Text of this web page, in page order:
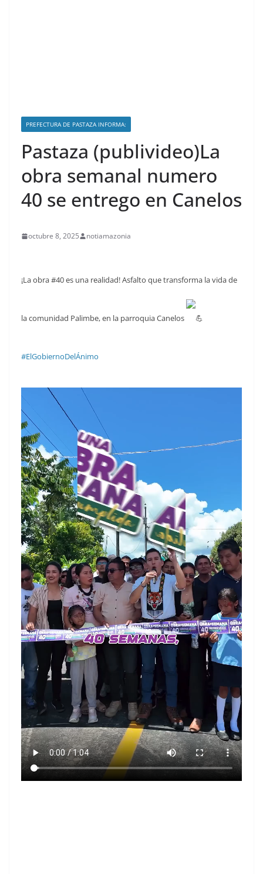
PREFECTURA DE PASTAZA INFORMA:
Pastaza (publivideo)La
obra semanal numero
40 se entrego en Canelos
octubre 8, 2025 notiamazonia
¡La obra #40 es una realidad! Asfalto que transforma la vida de
la comunidad Palimbe, en la parroquia Canelos
#ElGobiernoDelÁnimo